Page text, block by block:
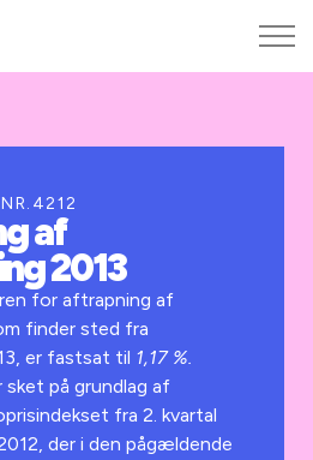
af
2013
for aftrapning af
finder sted fra
er fastsat til 1,17 %.
på grundlag af
fra 2. kvartal
der i den pågældende